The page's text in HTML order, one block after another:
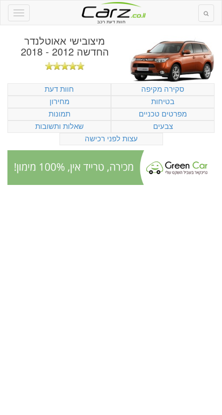
חוות דעת רכב
מיצובישי אאוטלנדר
החדשה 2012 - 2018
סקירה מקיפה
חוות דעת
בטיחות
מחירון
מפרטים טכניים
תמונות
צבעים
שאלות ותשובות
עצות לפני רכישה